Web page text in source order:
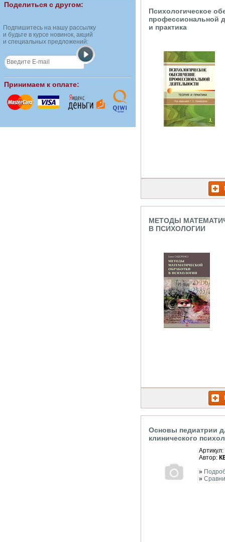
Поделиться с другом:
Подпишитесь на нашу рассылку
и будьте в курсе новинок, акций
и специальных предложений:
Принимаем к оплате:
Психологическое
профессиональной
и практика
МЕТОДЫ
В ПСИХОЛОГИИ
Основы педиатрии
клинического
Артикул:
Автор:
»
»